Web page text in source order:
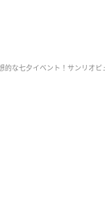
的な七夕イベント！サンリオピ